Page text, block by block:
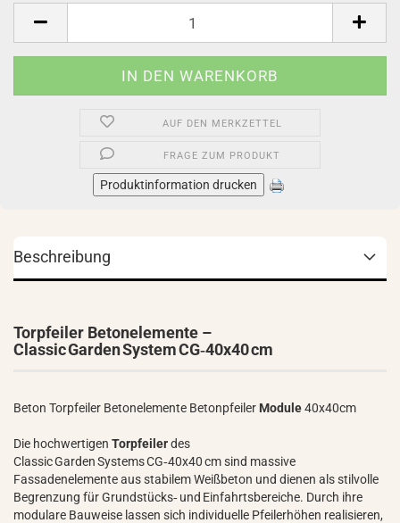
AUF DEN MERKZETTEL
FRAGE ZUM PRODUKT
Produktinformation drucken
Beschreibung
Torpfeiler Betonelemente –
Classic Garden System CG‑40x40 cm
Beton Torpfeiler Betonelemente Betonpfeiler Module40x40cm
Die hochwertigen Torpfeilerdes
Classic Garden Systems CG‑40x40 cm sind massive
Fassadenelemente aus stabilem Weißbeton und dienen als stilvolle
Begrenzung für Grundstücks‑ und Einfahrtsbereiche. Durch ihre
modulare Bauweise lassen sich individuelle Pfeilerhöhen realisieren,